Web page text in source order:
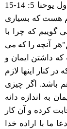
را که طبق اراده خدا بطلبیم (همانطور که اول یوحنا 5: 14-15
هست که بسیاری
گوییم که چرا با
آنچه را که می
داشتن ایمان و
کنار اینها لازم
باشد. اگر چیزی
به اندازه دانه
کرده و آن کار
ما با اراده خدا